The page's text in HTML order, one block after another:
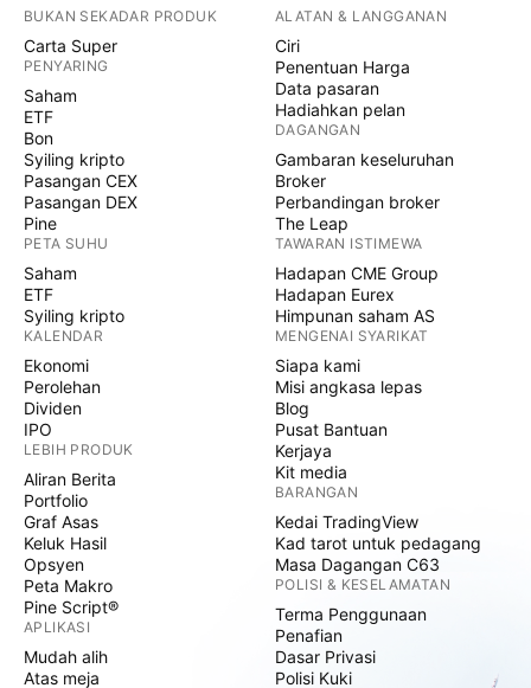
BUKAN SEKADAR PRODUK
Carta Super
PENYARING
Saham
ETF
Bon
Syiling kripto
Pasangan CEX
Pasangan DEX
Pine
PETA SUHU
Saham
ETF
Syiling kripto
KALENDAR
Ekonomi
Perolehan
Dividen
IPO
LEBIH PRODUK
Aliran Berita
Portfolio
Graf Asas
Keluk Hasil
Opsyen
Peta Makro
Pine Script®
APLIKASI
Mudah alih
Atas meja
ALATAN & LANGGANAN
Ciri
Penentuan Harga
Data pasaran
Hadiahkan pelan
DAGANGAN
Gambaran keseluruhan
Broker
Perbandingan broker
The Leap
TAWARAN ISTIMEWA
Hadapan CME Group
Hadapan Eurex
Himpunan saham AS
MENGENAI SYARIKAT
Siapa kami
Misi angkasa lepas
Blog
Pusat Bantuan
Kerjaya
Kit media
BARANGAN
Kedai TradingView
Kad tarot untuk pedagang
Masa Dagangan C63
POLISI & KESELAMATAN
Terma Penggunaan
Penafian
Dasar Privasi
Polisi Kuki